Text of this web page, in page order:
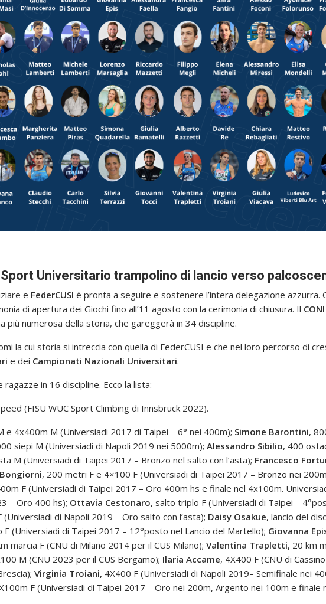
Universitario trampolino di lancio verso
e FederCUSI è pronta a seguire e sostenere l’intera delegazione
di apertura dei Giochi fino all’11 agosto con la cerimonia di chiusura. Il
più numerosa della storia, che gareggerà in 34 discipline.
la cui storia si intreccia con quella di FederCUSI e che nel loro percorso di
e dei Campionati Nazionali Universitari.
ragazze in 16 discipline. Ecco la lista:
(FISU WUC Sport Climbing di Innsbruck 2022).
e 4x400m M (Universiadi 2017 di Taipei – 6° nei 400m); Simone Barontini,
siepi M (Universiadi di Napoli 2019 nei 5000m); Alessandro Sibilio, 400
M (Universiadi di Taipei 2017 – Bronzo nel salto con l’asta); Francesco
, 200 metri F e 4×100 F (Universiadi di Taipei 2017 – Bronzo nei
F (Universiadi di Taipei 2017 – Oro 400m hs e finale nel 4x100m.
– Oro 400 hs); Ottavia Cestonaro, salto triplo F (Universiadi di Taipei –
(Universiadi di Napoli 2019 – Oro salto con l’asta); Daisy Osakue, lancio del
F (Universiadi di Taipei 2017 – 12°posto nel Lancio del Martello); Giovanna
marcia F (CNU di Milano 2014 per il CUS Milano); Valentina Trapletti, 20 km
M (CNU 2023 per il CUS Bergamo); Ilaria Accame, 4X400 F (CNU di
Virginia Troiani, 4X400 F (Universiadi di Napoli 2019– Semifinale nei
F (Universiadi di Taipei 2017 – Oro nei 200m, Argento nei 100m e finale